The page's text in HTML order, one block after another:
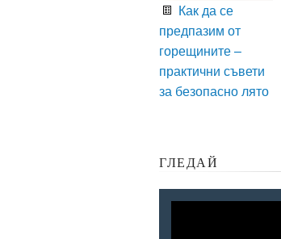
Как да се
предпазим от
горещините –
практични съвети
за безопасно лято
ГЛЕДАЙ